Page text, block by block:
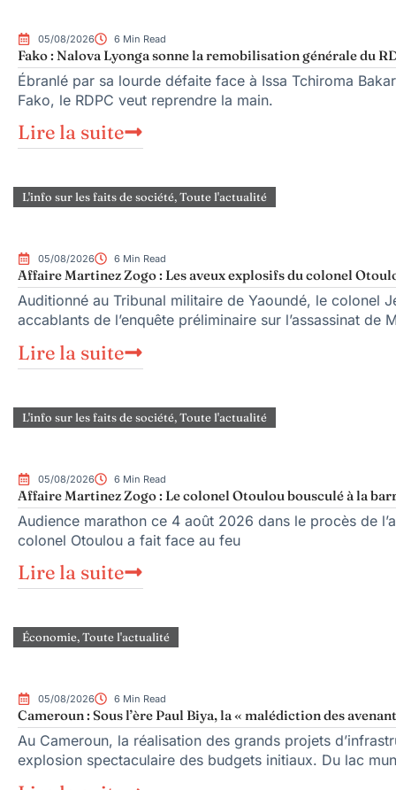
05/08/2026 6 Min Read
Fako : Nalova Lyonga sonne la remobilisation générale du
Ébranlé par sa lourde défaite face à Issa Tchiroma
Fako, le RDPC veut reprendre la main.
Lire la suite
L'info sur les faits de société,Toute l'actualité
05/08/2026 6 Min Read
Affaire Martinez Zogo : Les aveux explosifs du colonel
Auditionné au Tribunal militaire de Yaoundé, le colonel
accablants de l’enquête préliminaire sur l’assassinat de
Lire la suite
L'info sur les faits de société,Toute l'actualité
05/08/2026 6 Min Read
Affaire Martinez Zogo : Le colonel Otoulou bousculé à la
Audience marathon ce 4 août 2026 dans le procès de
colonel Otoulou a fait face au feu
Lire la suite
Économie,Toute l'actualité
05/08/2026 6 Min Read
Cameroun : Sous l’ère Paul Biya, la « malédiction des
Au Cameroun, la réalisation des grands projets
explosion spectaculaire des budgets initiaux. Du lac